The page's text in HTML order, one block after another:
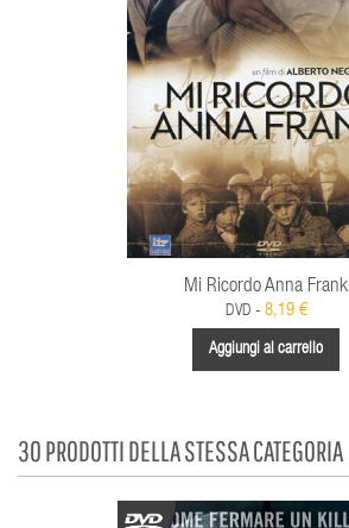
Mi Ricordo Anna Frank
DVD - 8,19 €
Aggiungi al carrello
30 PRODOTTI DELLA STESSA CATEGORIA